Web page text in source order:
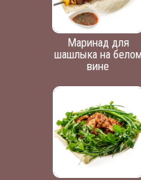
Маринад для
шашлыка на белом
вине